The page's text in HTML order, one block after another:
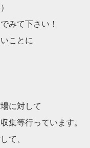
みて下さい！
ことに
に対して
集等行っています。
て、